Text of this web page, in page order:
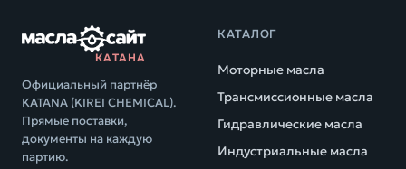
КАТАНА
Официальный партнёр
KATANA (KIREI CHEMICAL).
Прямые поставки,
документы на каждую
партию.
КАТАЛОГ
Моторные масла
Трансмиссионные масла
Гидравлические масла
Индустриальные масла